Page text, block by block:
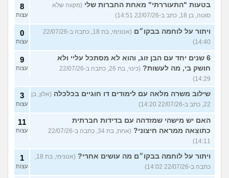
בטעות "התעוררתי" מאחת החברות שלי (מקווה שלא
סוטה, בן 18, כתב ב-22/07/26 14:51)
8
עצות
ויתור על לוחמה בבקו״ם
(אנונימי, בת 18, כתבה ב-22/07/26
14:40)
0
עצות
6 שנים יחד עם הבן זוג, והוא לא מסתכל עליי ולא
חושק בי, מה לעשות?
(כינוי, בת 26, כתבה ב-22/07/26
14:29)
9
עצות
שילוב משרה מלאה עם לימודים דו חוגיים בכלכלה (אלון, בן
22, כתב ב-22/07/26 14:20)
3
עצות
האם יש מישהי שמזדהה עם בדידות חברתית
כתוצאה ממראה חיצוני?
(אחת, בת 34, כתבה ב-22/07/26
14:11)
11
עצות
ויתור על לוחמה בבקו״ם מה עושים אחרי?
כתבה ב-22/07/26 14:02)
1
עצות